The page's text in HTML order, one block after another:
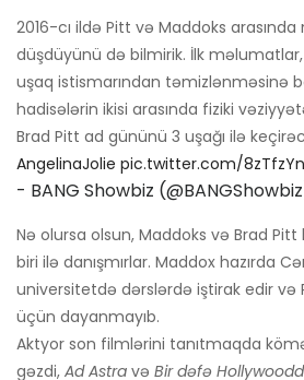
2016-cı ildə Pitt və Maddoks arasında
düşdüyünü də bilmirik. İlk
uşaq istismarından təmizlənməsinə
hadisələrin ikisi arasında fiziki
Brad Pitt ad gününü 3 uşağı ilə
AngelinaJolie pic.twitter.com/
- BANG Showbiz
Nə olursa olsun, Maddoks və Brad
biri ilə danışmırlar. Maddox hazırda
universitetdə dərslərdə iştirak edir və
üçün dayanmayıb.
Aktyor son filmlərini tanıtmaqda
gəzdi, Ad Astra və Bir dəfə